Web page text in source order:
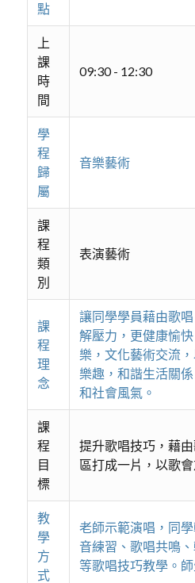
點
上
課
時
間
09:30 - 12:30
學
程
歸
屬
音樂藝術
課
程
類
別
表演藝術
課
程
理
念
讓同學學員藉由歌
解壓力，更健康愉
樂，文化藝術交流
樂趣，和諧生活關
和社會風氣。
課
程
目
標
提升歌唱技巧，藉
區打成一片，以歌
教
學
方
式
老師示範演唱，同
音練習、歌唱共鳴
等歌唱技巧教學。